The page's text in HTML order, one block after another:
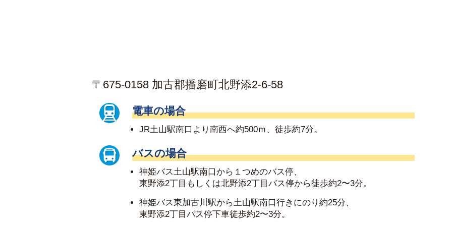
〒675-0158 加古郡播磨町北野添2-6-58
電車の場合
JR土山駅南口より南西へ約500ｍ、徒歩約7分。
バスの場合
神姫バス土山駅南口から１つめのバス停、
東野添2丁目もしくは北野添2丁目バス停から徒歩約2〜3分。
神姫バス東加古川駅から土山駅南口行きにのり約25分、
東野添2丁目バス停下車徒歩約2〜3分。